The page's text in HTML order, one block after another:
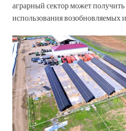
аграрный сектор может
использования возобновляемых